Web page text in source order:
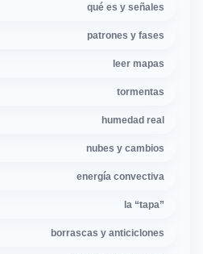
qué es y señales
patrones y fases
leer mapas
tormentas
humedad real
nubes y cambios
energía convectiva
la “tapa”
borrascas y anticiclones